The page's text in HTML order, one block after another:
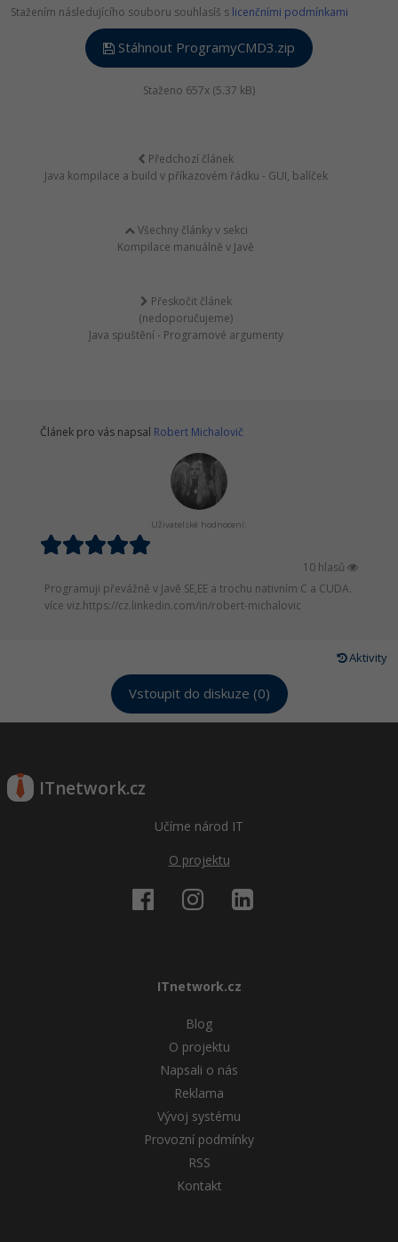
Stažením následujícího souboru souhlasíš s licenčními podmínkami
Stáhnout ProgramyCMD3.zip
Staženo 657x (5.37 kB)
Předchozí článek
Java kompilace a build v příkazovém řádku - GUI, balíček
Všechny články v sekci
Kompilace manuálně v Javě
Přeskočit článek
(nedoporučujeme)
Java spuštění - Programové argumenty
Článek pro vás napsal Robert Michalovič
Uživatelské hodnocení:
10 hlasů
Programuji převážně v Javě SE,EE a trochu nativním C a CUDA.
více viz.https://cz.linkedin.com/in/robert-michalovic
Aktivity
Vstoupit do diskuze (0)
ITnetwork.cz
Učíme národ IT
O projektu
ITnetwork.cz
Blog
O projektu
Napsali o nás
Reklama
Vývoj systému
Provozní podmínky
RSS
Kontakt